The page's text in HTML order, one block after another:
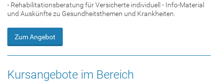
- Rehabilitationsberatung für Versicherte individuell - Info-Material
und Auskünfte zu Gesundheitsthemen und Krankheiten.
Zum Angebot
Kursangebote im Bereich